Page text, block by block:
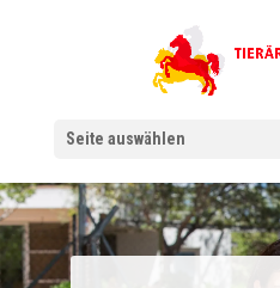
Seite auswählen